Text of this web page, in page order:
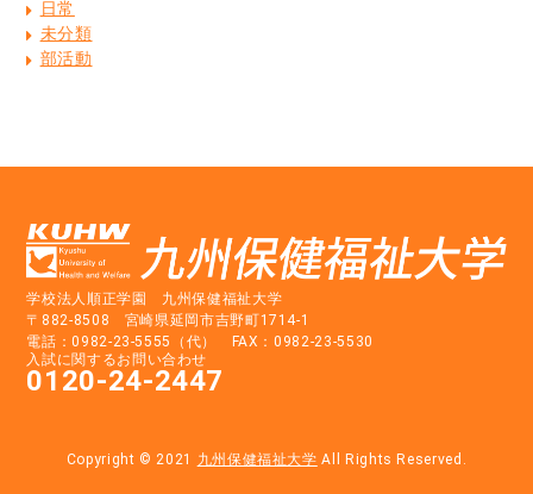
日常
未分類
部活動
学校法人順正学園 九州保健福祉大学
〒882-8508 宮崎県延岡市吉野町1714-1
電話：0982-23-5555（代） FAX：0982-23-5530
入試に関するお問い合わせ
0120-24-2447
Copyright © 2021 九州保健福祉大学 All Rights Reserved.